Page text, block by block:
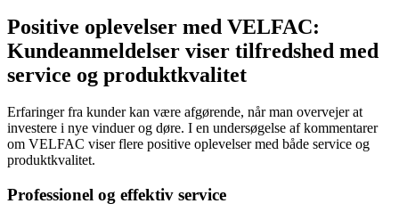
Positive oplevelser med VELFAC:
Kundeanmeldelser viser tilfredshed med
service og produktkvalitet
Erfaringer fra kunder kan være afgørende, når man overvejer at
investere i nye vinduer og døre. I en undersøgelse af kommentarer
om VELFAC viser flere positive oplevelser med både service og
produktkvalitet.
Professionel og effektiv service